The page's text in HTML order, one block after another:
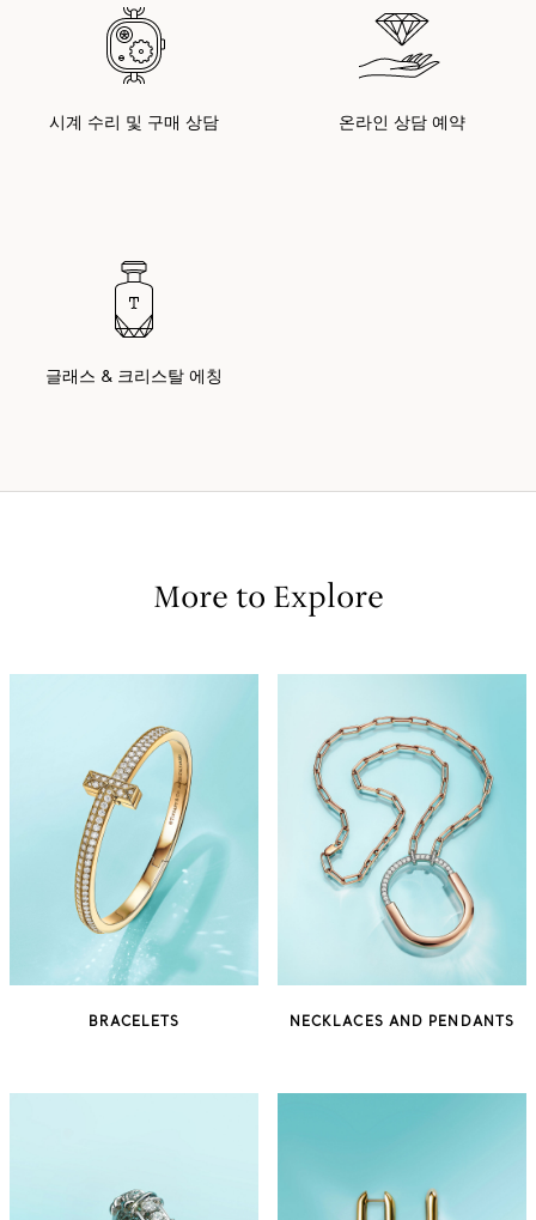
시계 수리 및 구매 상담 온라인 상담 예약
글래스 & 크리스탈 에칭
More to Explore
BRACELETS NECKLACES AND PENDANTS